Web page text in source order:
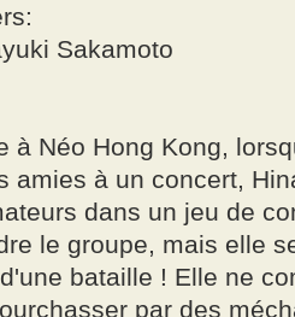
Sakamoto
à Néo Hong Kong,
amies à un concert,
dans un jeu de
le groupe, mais elle
bataille ! Elle ne
par des